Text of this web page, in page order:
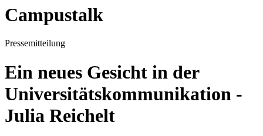
Campustalk
Pressemitteilung
Ein neues Gesicht in der
Universitätskommunikation -
Julia Reichelt